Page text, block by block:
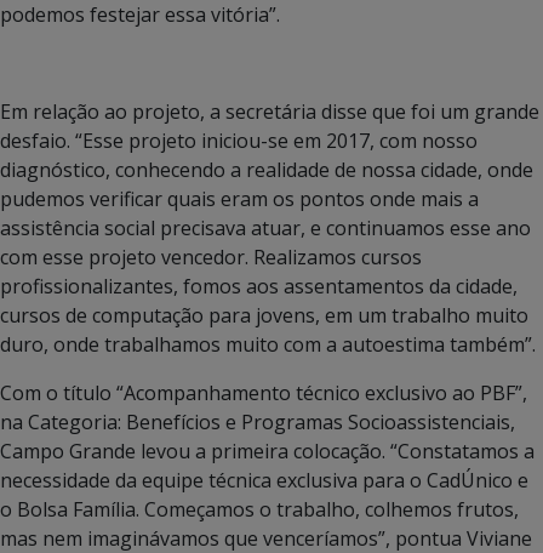
podemos festejar essa vitória”.
Em relação ao projeto, a secretária disse que foi um grande
desfaio. “Esse projeto iniciou-se em 2017, com nosso
diagnóstico, conhecendo a realidade de nossa cidade, onde
pudemos verificar quais eram os pontos onde mais a
assistência social precisava atuar, e continuamos esse ano
com esse projeto vencedor. Realizamos cursos
profissionalizantes, fomos aos assentamentos da cidade,
cursos de computação para jovens, em um trabalho muito
duro, onde trabalhamos muito com a autoestima também”.
Com o título “Acompanhamento técnico exclusivo ao PBF”,
na Categoria: Benefícios e Programas Socioassistenciais,
Campo Grande levou a primeira colocação. “Constatamos a
necessidade da equipe técnica exclusiva para o CadÚnico e
o Bolsa Família. Começamos o trabalho, colhemos frutos,
mas nem imaginávamos que venceríamos”, pontua Viviane